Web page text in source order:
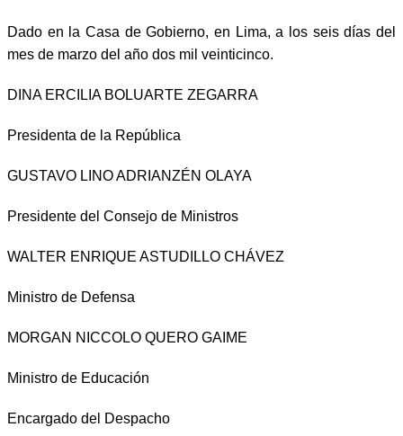
Dado en la Casa de Gobierno, en Lima, a los seis días del
mes de marzo del año dos mil veinticinco.
DINA ERCILIA BOLUARTE ZEGARRA
Presidenta de la República
GUSTAVO LINO ADRIANZÉN OLAYA
Presidente del Consejo de Ministros
WALTER ENRIQUE ASTUDILLO CHÁVEZ
Ministro de Defensa
MORGAN NICCOLO QUERO GAIME
Ministro de Educación
Encargado del Despacho